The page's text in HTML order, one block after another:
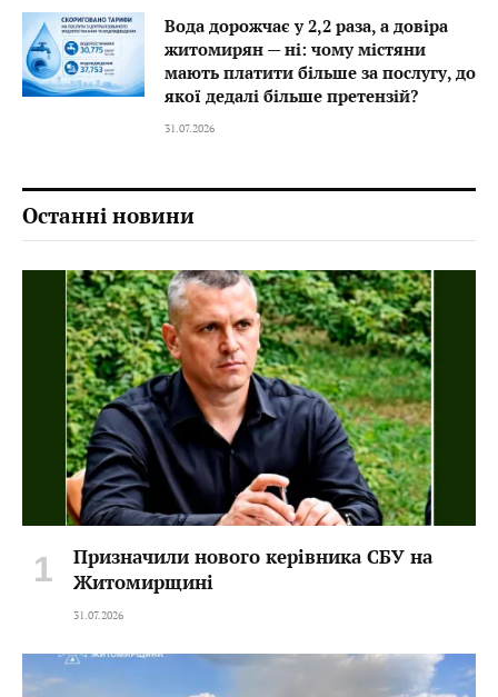
Вода дорожчає у 2,2 раза, а довіра
житомирян — ні: чому містяни
мають платити більше за послугу, до
якої дедалі більше претензій?
31.07.2026
Останні новини
Призначили нового керівника СБУ на
Житомирщині
31.07.2026